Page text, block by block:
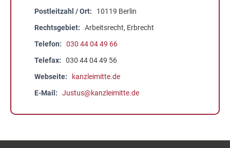
Postleitzahl / Ort
10119 Berlin
Rechtsgebiet
Arbeitsrecht, Erbrecht
Telefon
030 44 04 49 66
Telefax
030 44 04 49 56
Webseite
kanzleimitte.de
E-Mail
Justus@kanzleimitte.de